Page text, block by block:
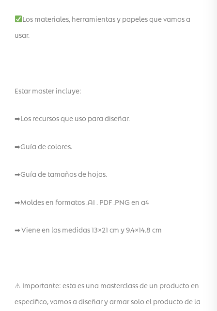
Los materiales, herramientas y papeles que vamos a
usar.
Estar master incluye:
➡Los recursos que uso para diseñar.
➡Guía de colores.
➡Guía de tamaños de hojas.
➡Moldes en formatos .AI . PDF .PNG en a4
➡ Viene en las medidas 13×21 cm y 9.4×14.8 cm
⚠ Importante: esta es una masterclass de un producto en
especifico, vamos a diseñar y armar solo el producto de la